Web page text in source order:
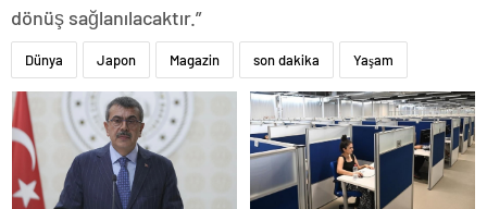
dönüş sağlanılacaktır.”
Dünya Japon Magazin son dakika Yaşam